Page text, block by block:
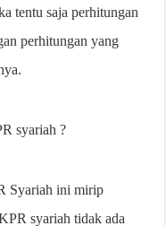
tentu saja perhitungan
perhitungan yang
syariah ?
Syariah ini mirip
syariah tidak ada